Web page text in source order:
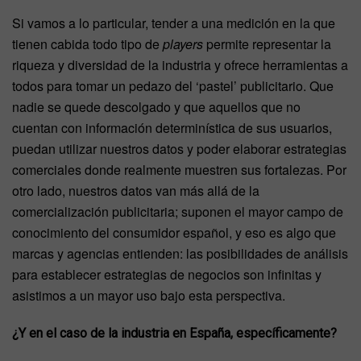
Si vamos a lo particular, tender a una medición en la que
tienen cabida todo tipo de players permite representar la
riqueza y diversidad de la industria y ofrece herramientas a
todos para tomar un pedazo del ‘pastel’ publicitario. Que
nadie se quede descolgado y que aquellos que no
cuentan con información determinística de sus usuarios,
puedan utilizar nuestros datos y poder elaborar estrategias
comerciales donde realmente muestren sus fortalezas. Por
otro lado, nuestros datos van más allá de la
comercialización publicitaria; suponen el mayor campo de
conocimiento del consumidor español, y eso es algo que
marcas y agencias entienden: las posibilidades de análisis
para establecer estrategias de negocios son infinitas y
asistimos a un mayor uso bajo esta perspectiva.
¿Y en el caso de la industria en España, específicamente?